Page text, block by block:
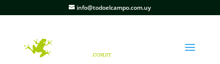
info@todoelcampo.com.uy